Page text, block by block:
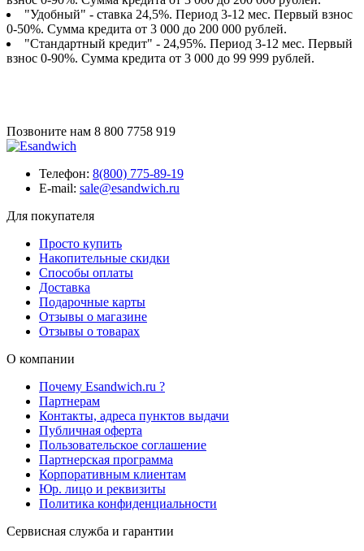
"Удобный" - ставка 24,5%. Период 3-12 мес. Первый взнос
0-50%. Сумма кредита от 3 000 до 200 000 рублей.
"Стандартный кредит" - 24,95%. Период 3-12 мес. Первый
взнос 0-90%. Сумма кредита от 3 000 до 99 999 рублей.
Позвоните нам 8 800 7758 919
Телефон: 8(800) 775-89-19
E-mail: sale@esandwich.ru
Для покупателя
Просто купить
Накопительные скидки
Способы оплаты
Доставка
Подарочные карты
Отзывы о магазине
Отзывы о товарах
О компании
Почему Esandwich.ru ?
Партнерам
Контакты, адреса пунктов выдачи
Публичная оферта
Пользовательское соглашение
Партнерская программа
Корпоративным клиентам
Юр. лицо и реквизиты
Политика конфиденциальности
Сервисная служба и гарантии